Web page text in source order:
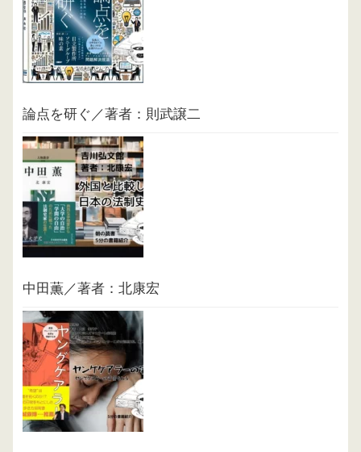
論点を研ぐ／著者：則武譲二
中田薫／著者：北康宏